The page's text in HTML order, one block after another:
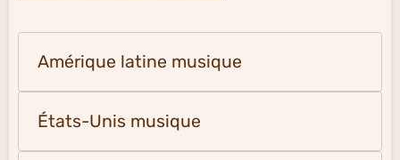
Amérique latine musique
États-Unis musique